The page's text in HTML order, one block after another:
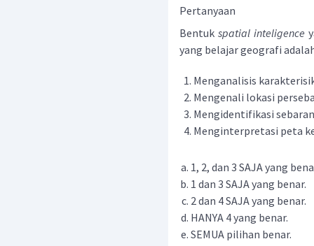
Pertanyaan
Bentuk spatial inteligence
yang belajar geografi
Menganalisis
Mengenali lokasi
Mengidentifikasi
Menginterpretasi peta
1, 2, dan 3 SAJA yang
1 dan 3 SAJA yang benar.
2 dan 4 SAJA yang benar.
HANYA 4 yang benar.
SEMUA pilihan benar.